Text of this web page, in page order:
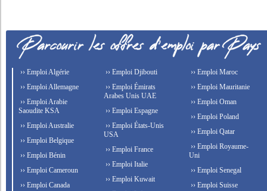
›› Emploi Algérie
›› Emploi Allemagne
›› Emploi Arabie
Saoudite KSA
›› Emploi Australie
›› Emploi Belgique
›› Emploi Bénin
›› Emploi Cameroun
›› Emploi Canada
›› Emploi Djibouti
›› Emploi Émirats
Arabes Unis UAE
›› Emploi Espagne
›› Emploi États-Unis
USA
›› Emploi France
›› Emploi Italie
›› Emploi Kuwait
›› Emploi Maroc
›› Emploi Mauritanie
›› Emploi Oman
›› Emploi Poland
›› Emploi Qatar
›› Emploi Royaume-
Uni
›› Emploi Senegal
›› Emploi Suisse